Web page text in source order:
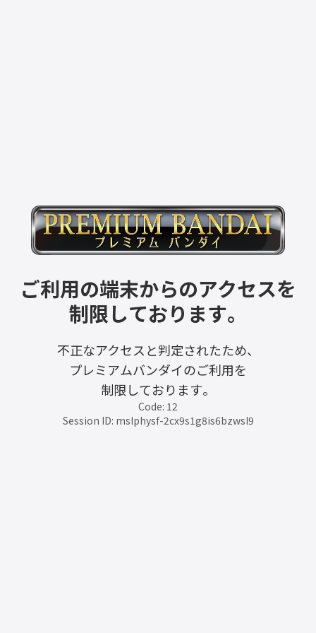
ご利用の端末からのアクセスを
制限しております。
不正なアクセスと判定されたため、
プレミアムバンダイのご利用を
制限しております。
Code: 12
Session ID: mslphysf-2cx9s1g8is6bzwsl9